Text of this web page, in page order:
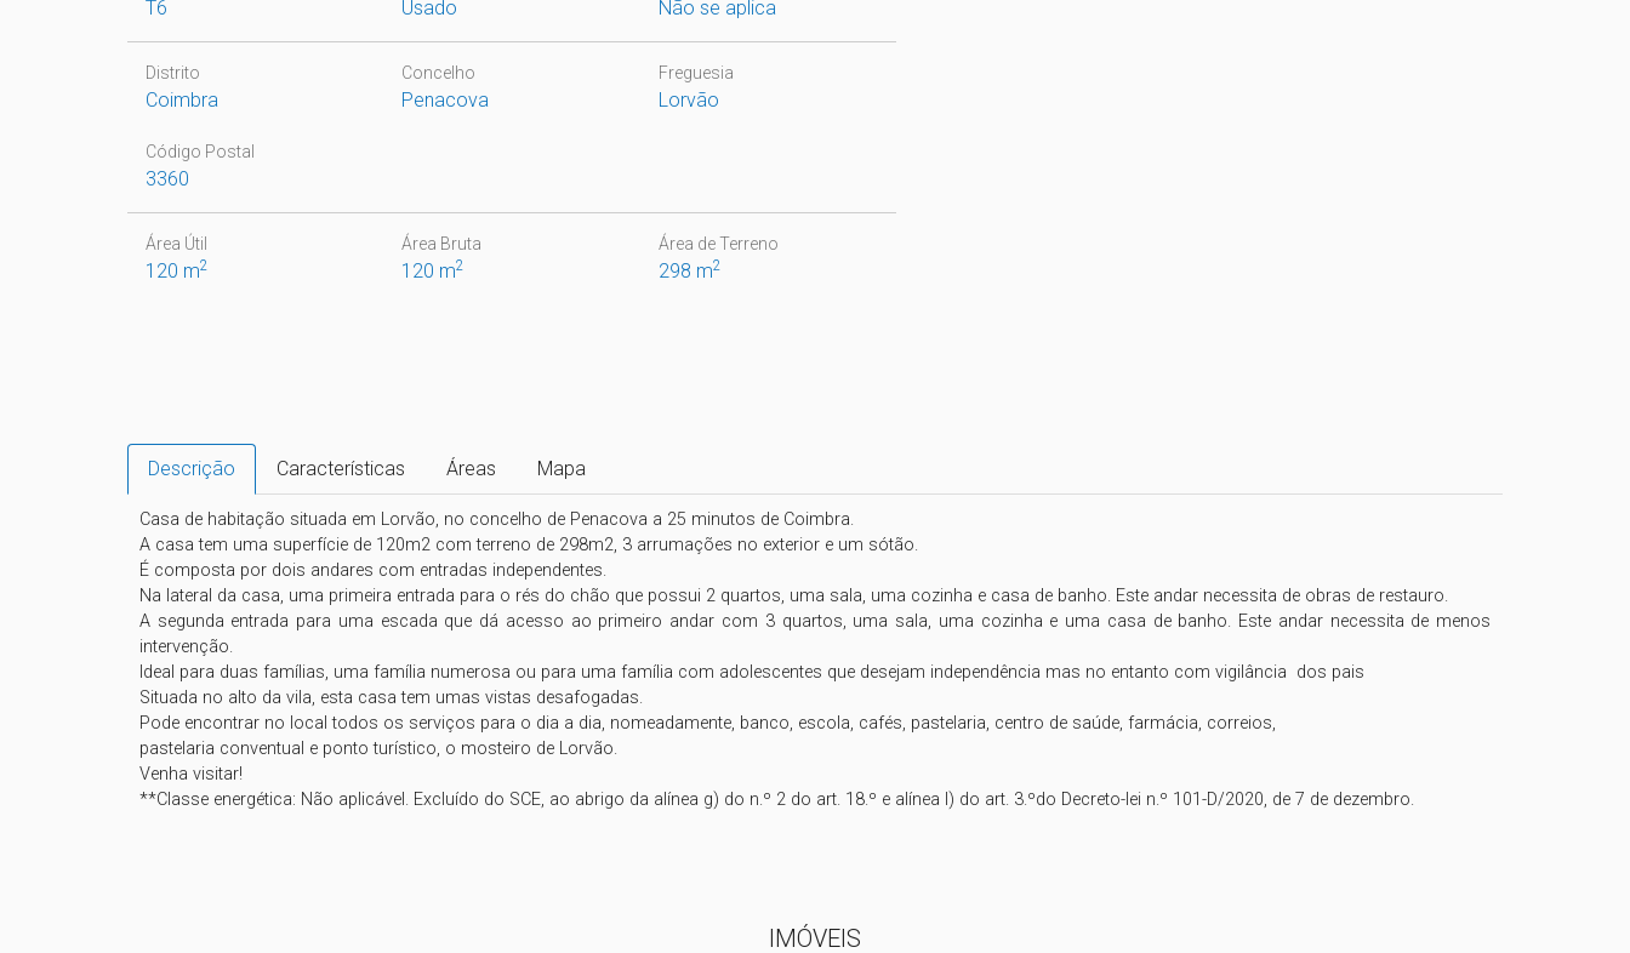
T6 Usado Não se aplica
Distrito
Coimbra
Concelho
Penacova
Freguesia
Lorvão
Código Postal
3360
Área Útil
120 m2
Área Bruta
120 m2
Área de Terreno
298 m2
Descrição Características Áreas Mapa
Casa de habitação situada em Lorvão, no concelho de Penacova a 25 minutos de Coimbra.
A casa tem uma superfície de 120m2 com terreno de 298m2, 3 arrumações no exterior e um sótão.
É composta por dois andares com entradas independentes.
Na lateral da casa, uma primeira entrada para o rés do chão que possui 2 quartos, uma sala, uma cozinha e casa de banho. Este andar necessita de obras de restauro.
A segunda entrada para uma escada que dá acesso ao primeiro andar com 3 quartos, uma sala, uma cozinha e uma casa de banho. Este andar necessita de menos
intervenção.
Ideal para duas famílias, uma família numerosa ou para uma família com adolescentes que desejam independência mas no entanto com vigilância  dos pais
Situada no alto da vila, esta casa tem umas vistas desafogadas.
Pode encontrar no local todos os serviços para o dia a dia, nomeadamente, banco, escola, cafés, pastelaria, centro de saúde, farmácia, correios,
pastelaria conventual e ponto turístico, o mosteiro de Lorvão.
Venha visitar!
**Classe energética: Não aplicável. Excluído do SCE, ao abrigo da alínea g) do n.º 2 do art. 18.º e alínea I) do art. 3.ºdo Decreto-lei n.º 101-D/2020, de 7 de dezembro.
IMÓVEIS